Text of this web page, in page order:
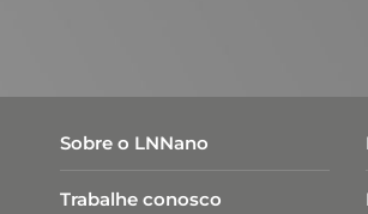
Sobre o LNNano
Trabalhe conosco